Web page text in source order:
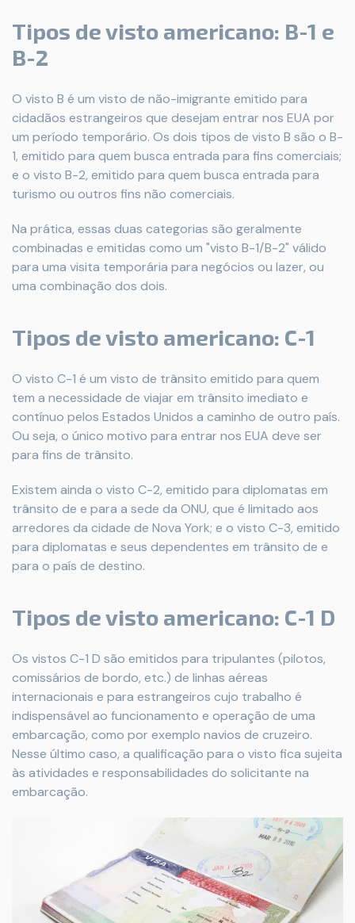
Tipos de visto americano: B-1 e
B-2
O visto B é um visto de não-imigrante emitido para
cidadãos estrangeiros que desejam entrar nos EUA por
um período temporário. Os dois tipos de visto B são o B-
1, emitido para quem busca entrada para fins comerciais;
e o visto B-2, emitido para quem busca entrada para
turismo ou outros fins não comerciais.
Na prática, essas duas categorias são geralmente
combinadas e emitidas como um "visto B-1/B-2" válido
para uma visita temporária para negócios ou lazer, ou
uma combinação dos dois.
Tipos de visto americano: C-1
O visto C-1 é um visto de trânsito emitido para quem
tem a necessidade de viajar em trânsito imediato e
contínuo pelos Estados Unidos a caminho de outro país.
Ou seja, o único motivo para entrar nos EUA deve ser
para fins de trânsito.
Existem ainda o visto C-2, emitido para diplomatas em
trânsito de e para a sede da ONU, que é limitado aos
arredores da cidade de Nova York; e o visto C-3, emitido
para diplomatas e seus dependentes em trânsito de e
para o país de destino.
Tipos de visto americano: C-1 D
Os vistos C-1 D são emitidos para tripulantes (pilotos,
comissários de bordo, etc.) de linhas aéreas
internacionais e para estrangeiros cujo trabalho é
indispensável ao funcionamento e operação de uma
embarcação, como por exemplo navios de cruzeiro.
Nesse último caso, a qualificação para o visto fica sujeita
às atividades e responsabilidades do solicitante na
embarcação.